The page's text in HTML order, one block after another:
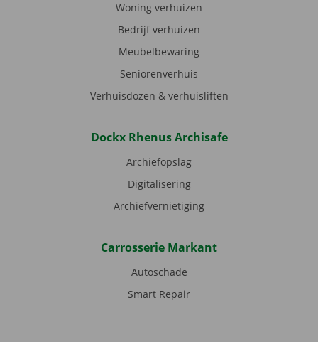
Woning verhuizen
Bedrijf verhuizen
Meubelbewaring
Seniorenverhuis
Verhuisdozen & verhuisliften
Dockx Rhenus Archisafe
Archiefopslag
Digitalisering
Archiefvernietiging
Carrosserie Markant
Autoschade
Smart Repair